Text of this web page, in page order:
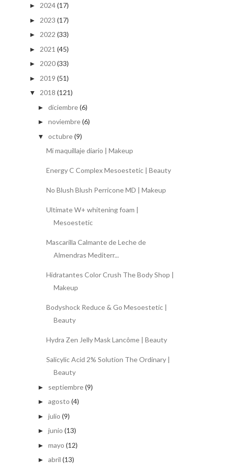
► 2024(17)
► 2023 (17)
► 2022 (33)
► 2021 (45)
► 2020(33)
► 2019 (51)
▼ 2018 (121)
► diciembre(6)
► noviembre(6)
▼ octubre(9)
Mi maquillaje diario | Makeup
Energy C Complex Mesoestetic | Beauty
No Blush Blush Perricone MD | Makeup
Ultimate W+ whitening foam |
Mesoestetic
Mascarilla Calmante de Leche de
Almendras Mediterr...
Hidratantes Color Crush The Body Shop |
Makeup
Bodyshock Reduce & Go Mesoestetic |
Beauty
Hydra Zen Jelly Mask Lancôme | Beauty
Salicylic Acid 2% Solution The Ordinary |
Beauty
► septiembre(9)
► agosto (4)
► julio (9)
► junio (13)
► mayo (12)
► abril (13)